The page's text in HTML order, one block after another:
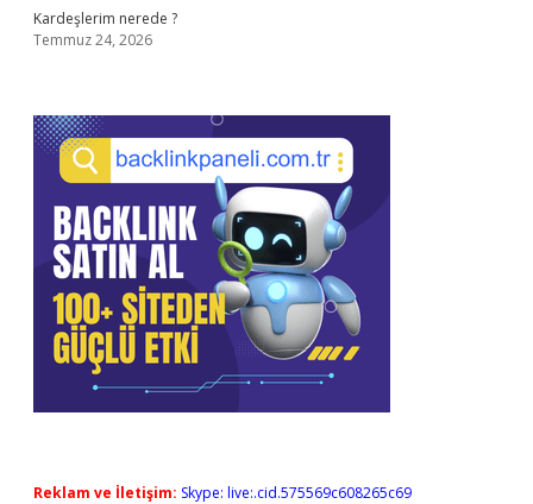
Kardeşlerim nerede ?
Temmuz 24, 2026
Reklam ve İletişim: Skype: live:.cid.575569c608265c69